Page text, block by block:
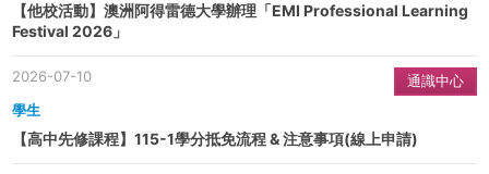
【他校活動】澳洲阿得雷德大學辦理「EMI Professional Learning
Festival 2026」
通識中心
學生
2026-07-10
【高中先修課程】115-1學分抵免流程 & 注意事項(線上申請)